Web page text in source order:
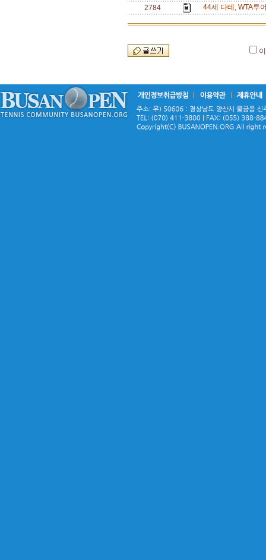
2784
44세 다테, WTA투